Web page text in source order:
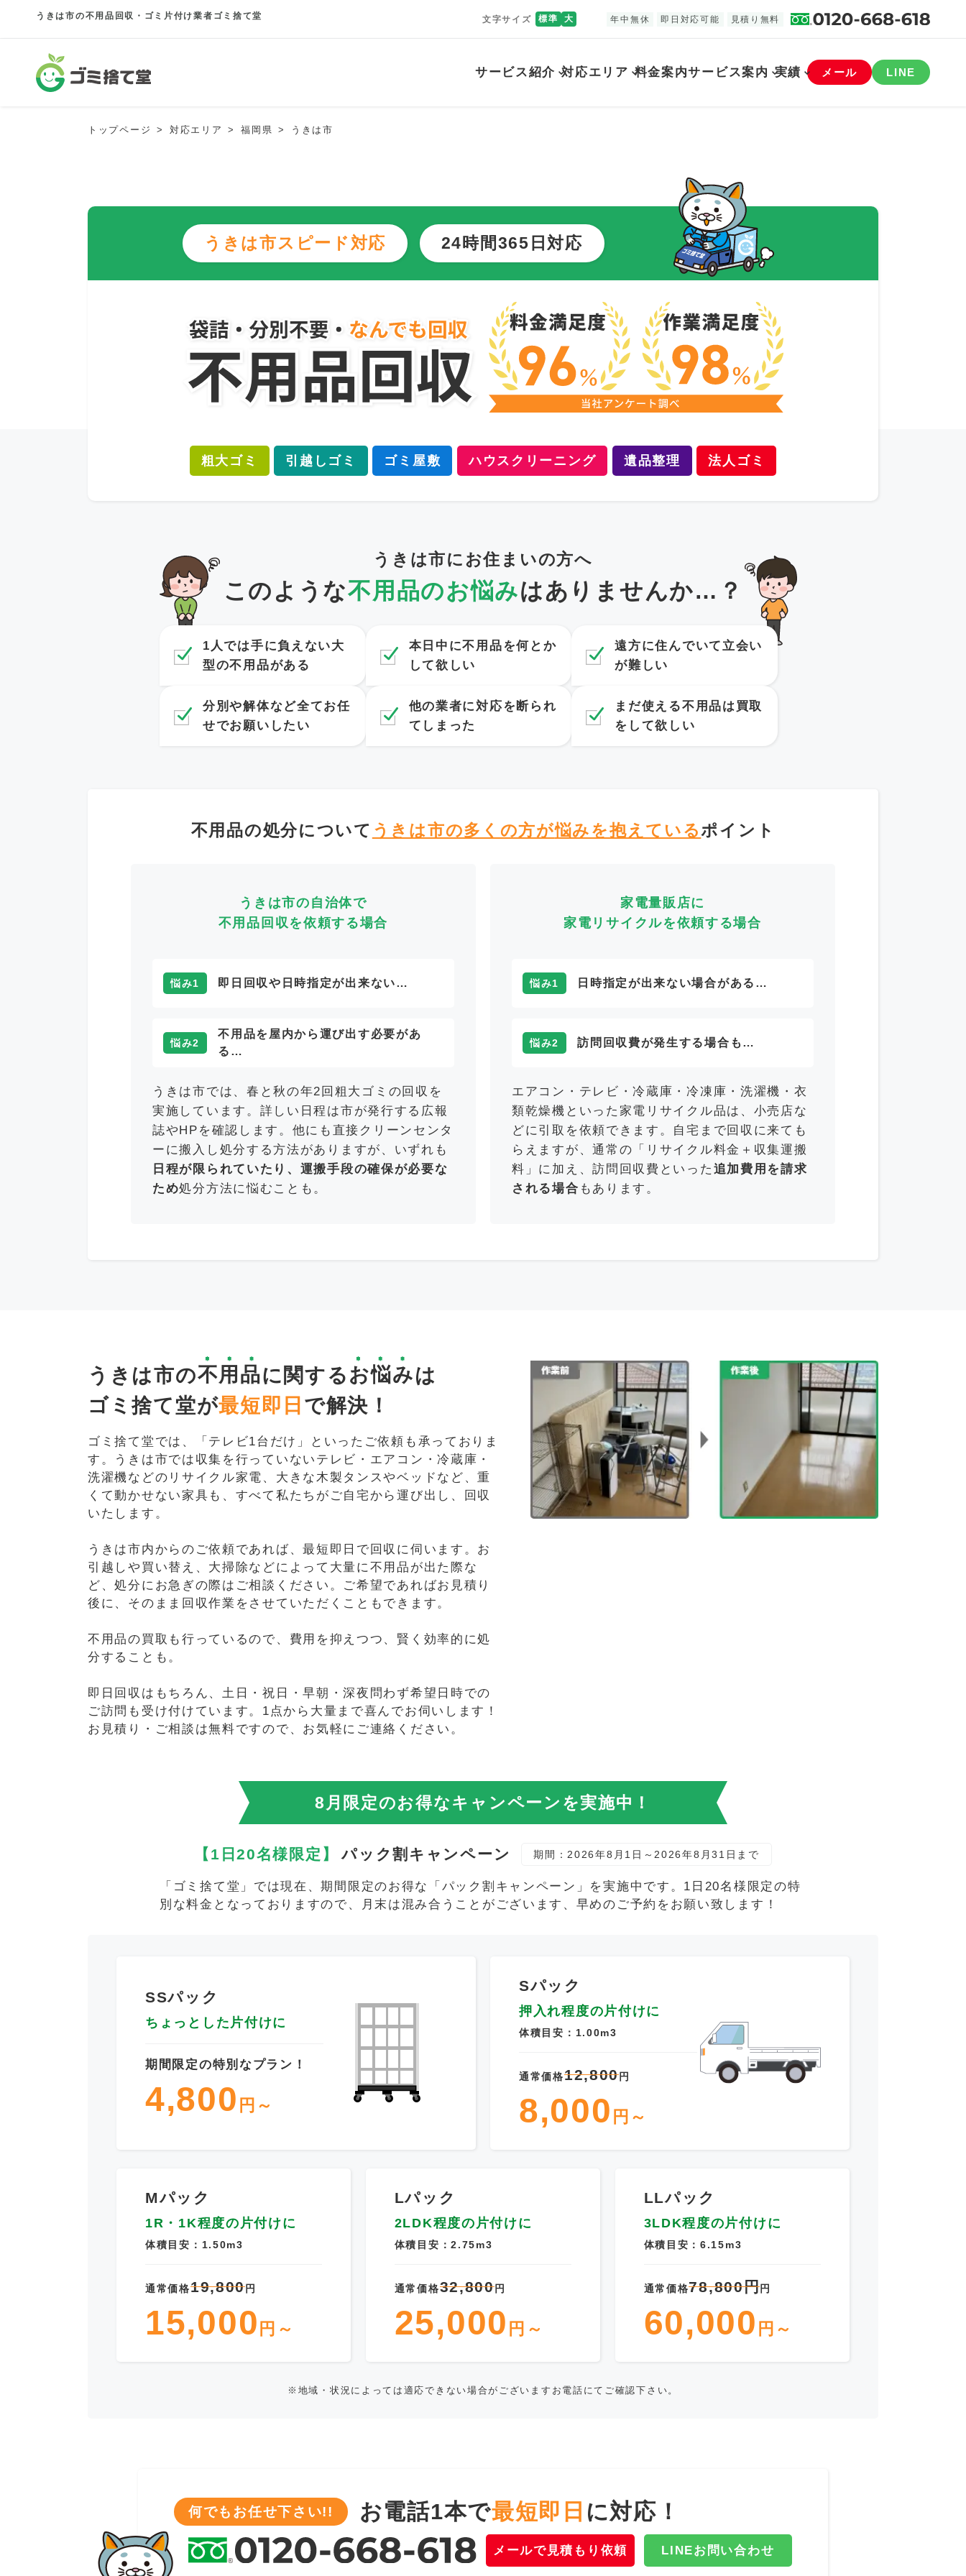
うきは市の不用品回収・ゴミ片付け業者ゴミ捨て堂 文字サイズ 標準 大 年中無休 即日対応可能 見積り無料
サービス紹介 対応エリア 料金案内サービス案内 実績 メール LINE
トップページ 対応エリア 福岡県 うきは市
うきは市スピード対応 24時間365日対応
粗大ゴミ 引越しゴミ ゴミ屋敷 ハウスクリーニング 遺品整理 法人ゴミ
うきは市にお住まいの方へ
このような不用品のお悩みはありませんか…？
1人では手に負えない大
型の不用品がある
本日中に不用品を何とか
して欲しい
遠方に住んでいて立会い
が難しい
分別や解体など全てお任
せでお願いしたい
他の業者に対応を断られ
てしまった
まだ使える不用品は買取
をして欲しい
不用品の処分について うきは市の多くの方が悩みを抱えているポイント
うきは市の自治体で
不用品回収を依頼する場合
悩み1 即日回収や日時指定が出来ない…
悩み2
不用品を屋内から運び出す必要があ
る…
うきは市では、春と秋の年2回粗大ゴミの回収を
実施しています。詳しい日程は市が発行する広報
誌やHPを確認します。他にも直接クリーンセンタ
ーに搬入し処分する方法がありますが、いずれも
日程が限られていたり、運搬手段の確保が必要な
ため処分方法に悩むことも。
家電量販店に
家電リサイクルを依頼する場合
悩み1 日時指定が出来ない場合がある…
悩み2 訪問回収費が発生する場合も…
エアコン・テレビ・冷蔵庫・冷凍庫・洗濯機・衣
類乾燥機といった家電リサイクル品は、小売店な
どに引取を依頼できます。自宅まで回収に来ても
らえますが、通常の「リサイクル料金＋収集運搬
料」に加え、訪問回収費といった 追加費用を請求
される場合 もあります。
うきは市の不用品に関するお悩みは
ゴミ捨て堂が最短即日 で解決！
ゴミ捨て堂では、「テレビ1台だけ」といったご依頼も承っておりま
す。うきは市では収集を行っていないテレビ・エアコン・冷蔵庫・
洗濯機などのリサイクル家電、大きな木製タンスやベッドなど、重
くて動かせない家具も、すべて私たちがご自宅から運び出し、回収
いたします。
うきは市内からのご依頼であれば、最短即日で回収に伺います。お
引越しや買い替え、大掃除などによって大量に不用品が出た際な
ど、処分にお急ぎの際はご相談ください。ご希望であればお見積り
後に、そのまま回収作業をさせていただくこともできます。
不用品の買取も行っているので、費用を抑えつつ、賢く効率的に処
分することも。
即日回収はもちろん、土日・祝日・早朝・深夜問わず希望日時での
ご訪問も受け付けています。1点から大量まで喜んでお伺いします！
お見積り・ご相談は無料ですので、お気軽にご連絡ください。
8月限定のお得なキャンペーンを実施中！
【1日20名様限定】 パック割キャンペーン 期間：2026年8月1日～2026年8月31日まで
「ゴミ捨て堂」では現在、期間限定のお得な「パック割キャンペーン」を実施中です。1日20名様限定の特
別な料金となっておりますので、月末は混み合うことがございます、早めのご予約をお願い致します！
SSパック
ちょっとした片付けに
期間限定の特別なプラン！
4,800 円～
Sパック
押入れ程度の片付けに
体積目安：1.00m3
通常価格12,800円
8,000 円～
Mパック
1R・1K程度の片付けに
体積目安：1.50m3
通常価格19,800円
15,000 円～
Lパック
2LDK程度の片付けに
体積目安：2.75m3
通常価格32,800円
25,000 円～
LLパック
3LDK程度の片付けに
体積目安：6.15m3
通常価格78,800円円
60,000 円～
※地域・状況によっては適応できない場合がございますお電話にてご確認下さい。
何でもお任せ下さい!! お電話1本で最短即日 に対応！
メールで見積もり依頼 LINEお問い合わせ